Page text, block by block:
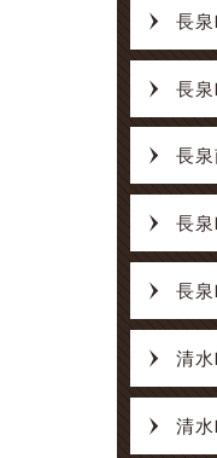
長
長
長
長
長
清
清